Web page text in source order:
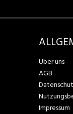
Über uns
AGB
Impressum